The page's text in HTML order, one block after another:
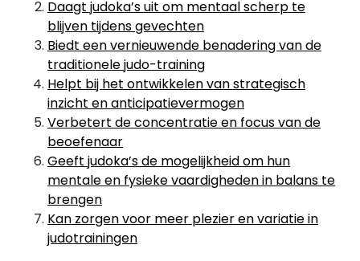
Daagt judoka’s uit om mentaal scherp te
blijven tijdens gevechten
Biedt een vernieuwende benadering van de
traditionele judo-training
Helpt bij het ontwikkelen van strategisch
inzicht en anticipatievermogen
Verbetert de concentratie en focus van de
beoefenaar
Geeft judoka’s de mogelijkheid om hun
mentale en fysieke vaardigheden in balans te
brengen
Kan zorgen voor meer plezier en variatie in
judotrainingen